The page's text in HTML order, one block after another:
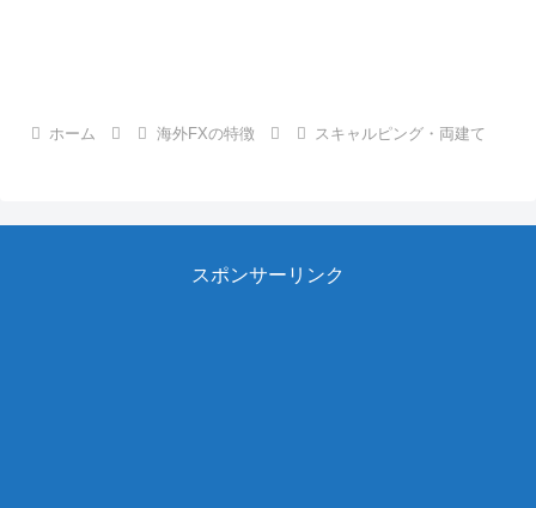
ホーム 海外FXの特徴 スキャルピング・両建て
スポンサーリンク